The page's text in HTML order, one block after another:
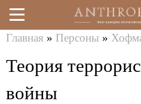
Перейти
к
здесь
Главная » Персоны »
Теория
войны